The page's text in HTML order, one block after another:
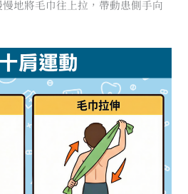
地將毛巾往上拉，帶動患側手向